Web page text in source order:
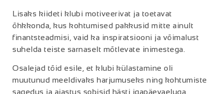
Lisaks kiideti klubi motiveerivat ja toetavat
õhkkonda, kus kohtumised pakkusid mitte ainult
finantsteadmisi, vaid ka inspiratsiooni ja võimalust
suhelda teiste sarnaselt mõtlevate inimestega.
Osalejad tõid esile, et klubi külastamine oli
muutunud meeldivaks harjumuseks ning kohtumiste
sagedus ja ajastus sobisid hästi igapäevaeluga.